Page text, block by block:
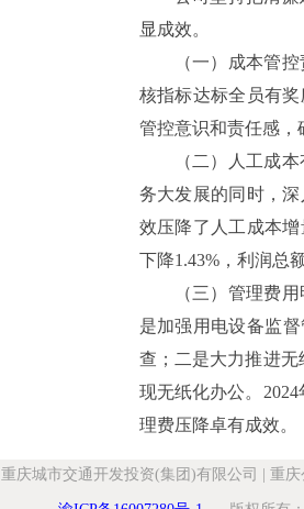
显成效。
（一）成本管
核指标达标全员有
管控意识和责任感，
（二）人工成
务大发展的同时，
效压降了人工成本
下降1.43%，利润总
（三）管理费
是加强用电设备监
查；二是大力推进
现无纸化办公。
理费压降卓有成效。
重庆城市交通开发投资(集团)有限公司 重庆